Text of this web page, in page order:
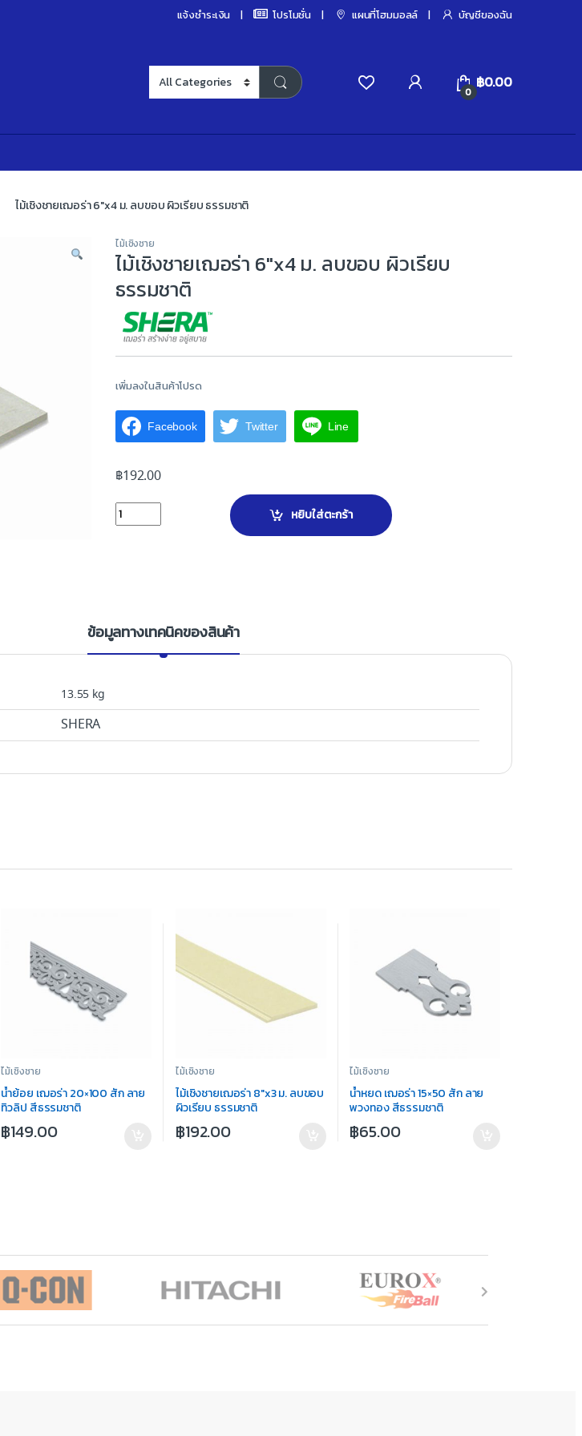
แจ้งชำระเงิน โปรโมชั่น แผนที่โฮมมอลล์ บัญชีของฉัน
0
฿0.00
ไม้เชิงชายเฌอร่า 6″x4 ม. ลบขอบ ผิวเรียบ ธรรมชาติ
ไม้เชิงชาย
ไม้เชิงชายเฌอร่า 6″x4 ม. ลบขอบ ผิวเรียบ
ธรรมชาติ
เพิ่มลงในสินค้าโปรด
Facebook Twitter Line
฿192.00
ไม้เชิงชายเฌอร่า 6"x4 ม. ลบขอบ ผิวเรียบ ธรรมชาติ quantity
หยิบใส่ตะกร้า
ข้อมูลทางเทคนิคของสินค้า
13.55 kg
SHERA
ไม้เชิงชาย
น้ำย้อย เฌอร่า 20×100 สัก ลาย
ทิวลิป สีธรรมชาติ
฿149.00
ไม้เชิงชาย
ไม้เชิงชายเฌอร่า 8″x3 ม. ลบขอบ
ผิวเรียบ ธรรมชาติ
฿192.00
ไม้เชิงชาย
น้ำหยด เฌอร่า 15×50 สัก ลาย
พวงทอง สีธรรมชาติ
฿65.00